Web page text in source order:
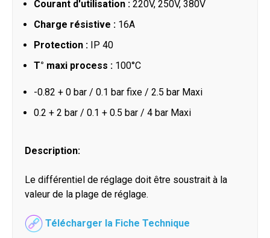
Courant d'utilisation : 220V, 250V, 380V
Charge résistive : 16A
Protection : IP 40
T° maxi process : 100°C
-0.82 + 0 bar / 0.1 bar fixe / 2.5 bar Maxi
0.2 + 2 bar / 0.1 + 0.5 bar / 4 bar Maxi
Description:
Le différentiel de réglage doit être soustrait à la
valeur de la plage de réglage.
Télécharger la Fiche Technique